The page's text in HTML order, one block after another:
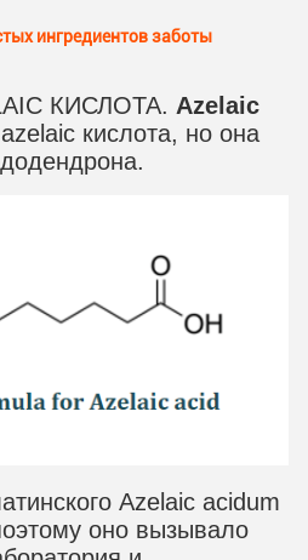
ингредиентов заботы
КИСЛОТА. Azelaic
кислота, но она
Azelaic acidum
оно вызывало